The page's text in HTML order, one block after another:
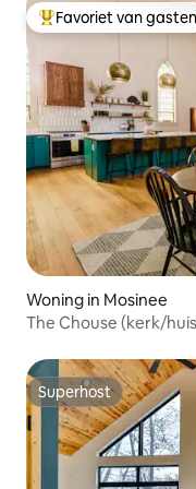
Topfavoriet van
Favoriet van gasten
Woning in Mosinee
The Chouse (kerk/
Superhost
Superhost